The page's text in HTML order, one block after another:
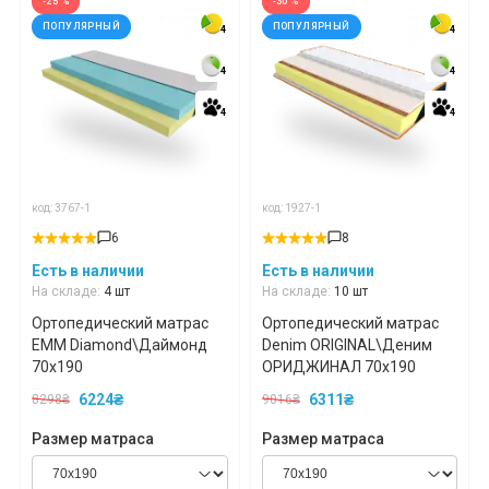
4
4
4
ПОПУЛЯРНЫЙ
код: 3767-1
6
Есть в наличии
На складе: 4 шт
4
4
4
Ортопедический матрас
EMM Diamond\Даймонд
70x190
8298₴ 6224₴
Размер матраса
4
4
4
ПОПУЛЯРНЫЙ
код: 1927-1
8
Есть в наличии
На складе: 10 шт
4
4
4
Ортопедический матрас
Denim ORIGINAL\Деним
ОРИДЖИНАЛ 70x190
9016₴ 6311₴
Размер матраса